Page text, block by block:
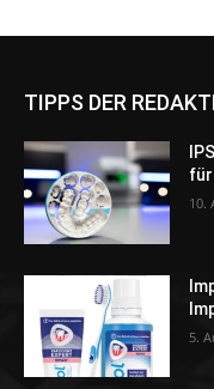
TIPPS DER
für
10.
5.